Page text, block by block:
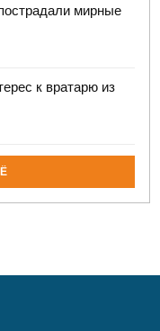
мирные
к вратарю из